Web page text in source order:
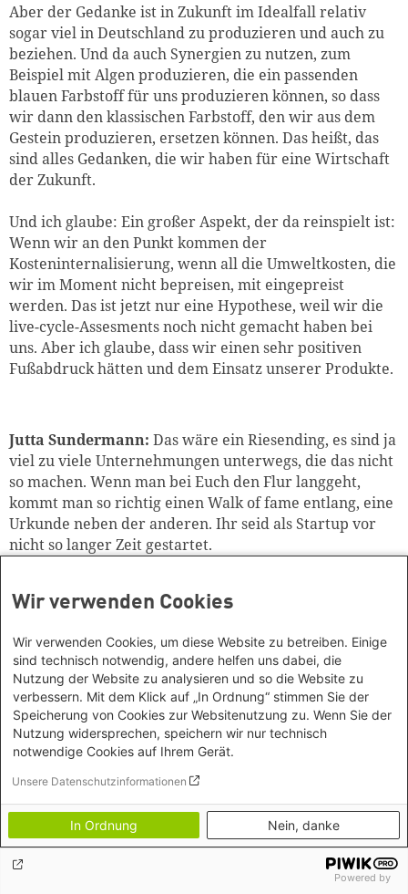
Aber der Gedanke ist in Zukunft im Idealfall relativ
sogar viel in Deutschland zu produzieren und auch zu
beziehen. Und da auch Synergien zu nutzen, zum
Beispiel mit Algen produzieren, die ein passenden
blauen Farbstoff für uns produzieren können, so dass
wir dann den klassischen Farbstoff, den wir aus dem
Gestein produzieren, ersetzen können. Das heißt, das
sind alles Gedanken, die wir haben für eine Wirtschaft
der Zukunft.
Und ich glaube: Ein großer Aspekt, der da reinspielt ist:
Wenn wir an den Punkt kommen der
Kosteninternalisierung, wenn all die Umweltkosten, die
wir im Moment nicht bepreisen, mit eingepreist
werden. Das ist jetzt nur eine Hypothese, weil wir die
live-cycle-Assesments noch nicht gemacht haben bei
uns. Aber ich glaube, dass wir einen sehr positiven
Fußabdruck hätten und dem Einsatz unserer Produkte.
Jutta Sundermann: Das wäre ein Riesending, es sind ja
viel zu viele Unternehmungen unterwegs, die das nicht
so machen. Wenn man bei Euch den Flur langgeht,
kommt man so richtig einen Walk of fame entlang, eine
Urkunde neben der anderen. Ihr seid als Startup vor
nicht so langer Zeit gestartet.
Jacob Paul Rohn:Ganz viel. Viel Erfahrungen. Viel
Lehrgeld. Viel mit dem Kopf auch durch die Wand, um
das Ganze aber in einem Rahmen und in einem – ja wie
sagt man – wie beim Saatgut mit einer schützenden
Schicht, in der man sich auch gut entfalten kann ein
Stück weit.
Da kann man - wenn ich ein bisschen Werbung für
Osnabrück machen darf – eben auch das Ökosystem
hier vor Ort hervorheben, wo ganz viel für Startups
getan wird, auch gerade für Agrar- und
Ernährungsstartups
. Wo viele mittelständische
Wir verwenden Cookies
Wir verwenden Cookies, um diese Website zu betreiben. Einige
sind technisch notwendig, andere helfen uns dabei, die
Nutzung der Website zu analysieren und so die Website zu
verbessern. Mit dem Klick auf „In Ordnung“ stimmen Sie der
Speicherung von Cookies zur Websitenutzung zu. Wenn Sie der
Nutzung widersprechen, speichern wir nur technisch
notwendige Cookies auf Ihrem Gerät.
Unsere Datenschutzinformationen
In Ordnung Nein, danke
Powered by